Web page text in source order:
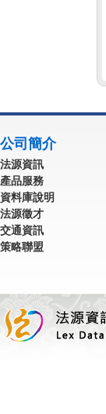
公司簡介
法源資訊
產品服務
資料庫說明
法源徵才
交通資訊
策略聯盟